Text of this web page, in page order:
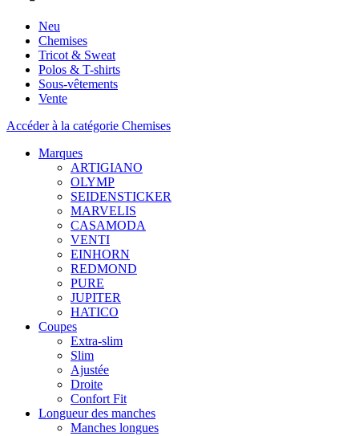
Neu
Chemises
Tricot & Sweat
Polos & T-shirts
Sous-vêtements
Vente
Accéder à la catégorie Chemises
Marques
ARTIGIANO
OLYMP
SEIDENSTICKER
MARVELIS
CASAMODA
VENTI
EINHORN
REDMOND
PURE
JUPITER
HATICO
Coupes
Extra-slim
Slim
Ajustée
Droite
Confort Fit
Longueur des manches
Manches longues